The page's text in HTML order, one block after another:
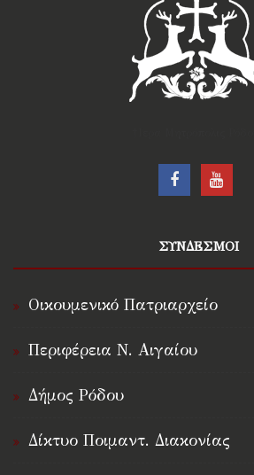
ΣΥΝΔΕΣΜΟΙ
Οικουμενικό Πατριαρχείο
Περιφέρεια Ν. Αιγαίου
Δήμος Ρόδου
Δίκτυο Ποιμαντ. Διακονίας